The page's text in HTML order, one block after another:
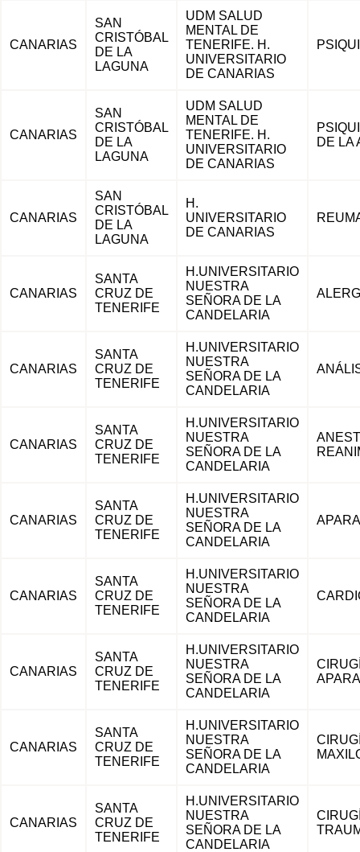
CANARIAS
SAN
CRISTÓBAL
DE LA
LAGUNA
UDM SALUD
MENTAL DE
TENERIFE. H.
UNIVERSITARIO
DE CANARIAS
CANARIAS
SAN
CRISTÓBAL
DE LA
LAGUNA
UDM SALUD
MENTAL DE
TENERIFE. H.
UNIVERSITARIO
DE CANARIAS
DE LA
CANARIAS
SAN
CRISTÓBAL
DE LA
LAGUNA
H.
UNIVERSITARIO
DE CANARIAS
CANARIAS
SANTA
CRUZ DE
TENERIFE
H.UNIVERSITARIO
NUESTRA
SEÑORA DE LA
CANDELARIA
CANARIAS
SANTA
CRUZ DE
TENERIFE
H.UNIVERSITARIO
NUESTRA
SEÑORA DE LA
CANDELARIA
CANARIAS
SANTA
CRUZ DE
TENERIFE
H.UNIVERSITARIO
NUESTRA
SEÑORA DE LA
CANDELARIA
CANARIAS
SANTA
CRUZ DE
TENERIFE
H.UNIVERSITARIO
NUESTRA
SEÑORA DE LA
CANDELARIA
CANARIAS
SANTA
CRUZ DE
TENERIFE
H.UNIVERSITARIO
NUESTRA
SEÑORA DE LA
CANDELARIA
CANARIAS
SANTA
CRUZ DE
TENERIFE
H.UNIVERSITARIO
NUESTRA
SEÑORA DE LA
CANDELARIA
CANARIAS
SANTA
CRUZ DE
TENERIFE
H.UNIVERSITARIO
NUESTRA
SEÑORA DE LA
CANDELARIA
CANARIAS
SANTA
CRUZ DE
TENERIFE
H.UNIVERSITARIO
NUESTRA
SEÑORA DE LA
CANDELARIA